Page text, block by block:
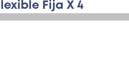
Fija X 4